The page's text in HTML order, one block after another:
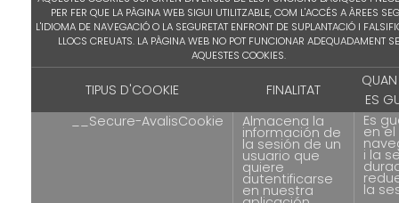
PER FER QUE LA PÀGINA WEB SIGUI UTILITZABLE, COM L'ACCÉS A ÀREES
L'IDIOMA DE NAVEGACIÓ O LA SEGURETAT ENFRONT DE SUPLANTACIÓ I
LLOCS CREUATS. LA PÀGINA WEB NO POT FUNCIONAR ADEQUADAMENT
AQUESTES COOKIES.
TIPUS D'COOKIE FINALITAT
ES
__Secure-AvalisCookie
Almacena la
información de
la sesión de un
usuario que
quiere
autentificarse
en nuestra
Es
en el
i la
la